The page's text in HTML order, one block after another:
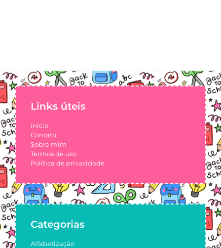
Links úteis
Início
Contato
Sobre mim
Termos de uso
Política de privacidade
Categorias
Alfabetização